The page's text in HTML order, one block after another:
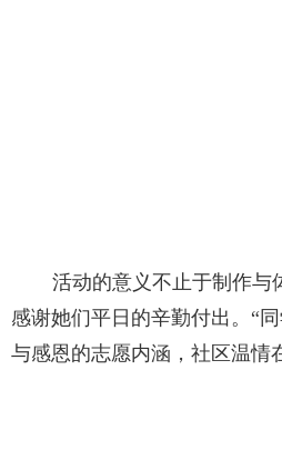
活动的意义不止于制作与
感谢她们平日的辛勤付出。“
与感恩的志愿内涵，社区温情